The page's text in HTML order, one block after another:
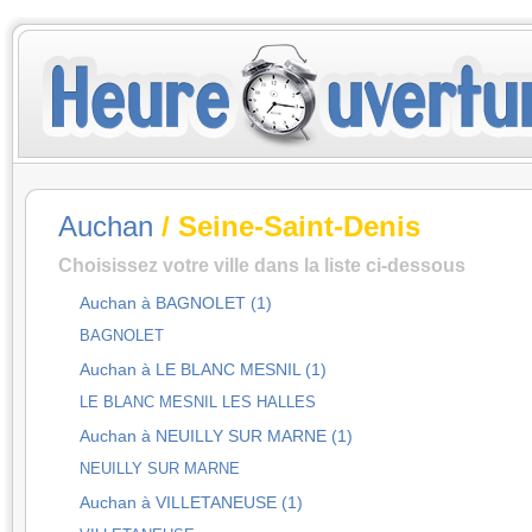
Auchan / Seine-Saint-Denis
Choisissez votre ville dans la liste ci-dessous
Auchan à BAGNOLET (1)
BAGNOLET
Auchan à LE BLANC MESNIL (1)
LE BLANC MESNIL LES HALLES
Auchan à NEUILLY SUR MARNE (1)
NEUILLY SUR MARNE
Auchan à VILLETANEUSE (1)